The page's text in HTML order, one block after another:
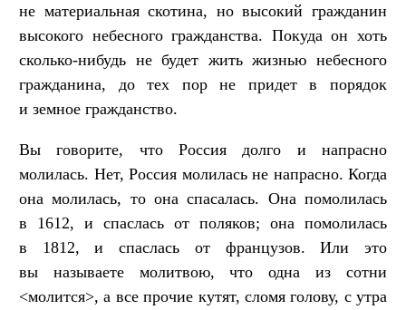
не материальная скотина, но высокий гражданин
высокого небесного гражданства. Покуда он хоть
сколько-нибудь не будет жить жизнью небесного
гражданина, до тех пор не придет в порядок
и земное гражданство.
Вы говорите, что Россия долго и напрасно
молилась. Нет, Россия молилась не напрасно. Когда
она молилась, то она спасалась. Она помолилась
в 1612, и спаслась от поляков; она помолилась
в 1812, и спаслась от французов. Или это
вы называете молитвою, что одна из сотни
<молится>, а все прочие кутят, сломя голову, с утра